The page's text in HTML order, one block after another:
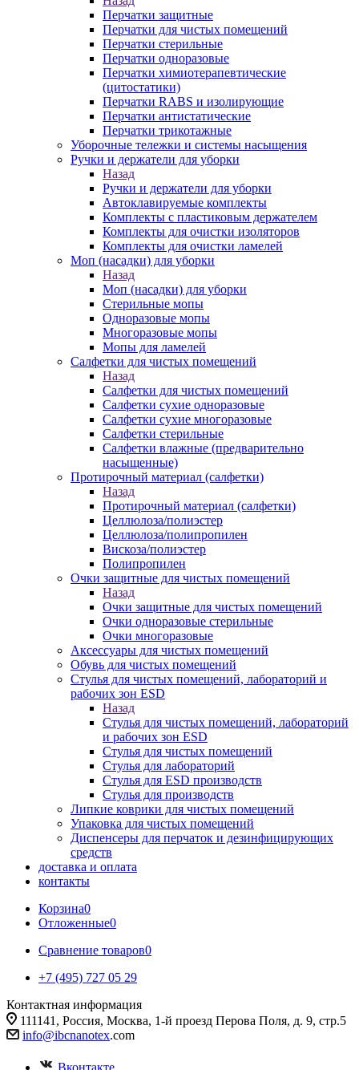
Перчатки защитные
Перчатки для чистых помещений
Перчатки стерильные
Перчатки одноразовые
Перчатки химиотерапевтические
(цитостатики)
Перчатки RABS и изолирующие
Перчатки антистатические
Перчатки трикотажные
Уборочные тележки и системы насыщения
Ручки и держатели для уборки
Назад
Ручки и держатели для уборки
Автоклавируемые комплекты
Комплекты с пластиковым держателем
Комплекты для очистки изоляторов
Комплекты для очистки ламелей
Моп (насадки) для уборки
Назад
Моп (насадки) для уборки
Стерильные мопы
Одноразовые мопы
Многоразовые мопы
Мопы для ламелей
Салфетки для чистых помещений
Назад
Салфетки для чистых помещений
Салфетки сухие одноразовые
Салфетки сухие многоразовые
Салфетки стерильные
Салфетки влажные (предварительно
насыщенные)
Протирочный материал (салфетки)
Назад
Протирочный материал (салфетки)
Целлюлоза/полиэстер
Целлюлоза/полипропилен
Вискоза/полиэстер
Полипропилен
Очки защитные для чистых помещений
Назад
Очки защитные для чистых помещений
Очки одноразовые стерильные
Очки многоразовые
Аксессуары для чистых помещений
Обувь для чистых помещений
Стулья для чистых помещений, лабораторий и
рабочих зон ESD
Назад
Стулья для чистых помещений, лабораторий
и рабочих зон ESD
Стулья для чистых помещений
Стулья для лабораторий
Стулья для ESD производств
Стулья для производств
Липкие коврики для чистых помещений
Упаковка для чистых помещений
Диспенсеры для перчаток и дезинфицирующих
средств
доставка и оплата
контакты
Корзина0
Отложенные0
Сравнение товаров0
+7 (495) 727 05 29
Контактная информация
111141, Россия, Москва, 1-й проезд Перова Поля, д. 9, стр.5
info@ibcnanotex.com
Вконтакте